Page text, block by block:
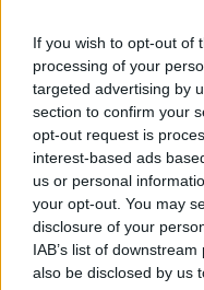
If you wish to opt-out of
processing of your
targeted advertising by
section to confirm your
opt-out request is
interest-based ads
us or personal
your opt-out. You may
disclosure of your
IAB’s list of
also be disclosed by us
amate